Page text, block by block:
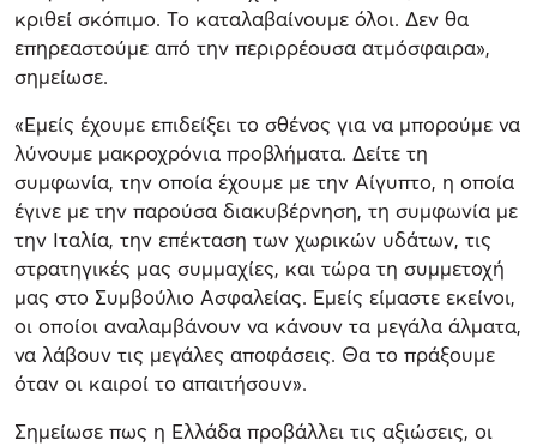
κριθεί σκόπιμο. Το καταλαβαίνουμε όλοι. Δεν θα
επηρεαστούμε από την περιρρέουσα ατμόσφαιρα»,
σημείωσε.
«Εμείς έχουμε επιδείξει το σθένος για να μπορούμε να
λύνουμε μακροχρόνια προβλήματα. Δείτε τη
συμφωνία, την οποία έχουμε με την Αίγυπτο, η οποία
έγινε με την παρούσα διακυβέρνηση, τη συμφωνία με
την Ιταλία, την επέκταση των χωρικών υδάτων, τις
στρατηγικές μας συμμαχίες, και τώρα τη συμμετοχή
μας στο Συμβούλιο Ασφαλείας. Εμείς είμαστε εκείνοι,
οι οποίοι αναλαμβάνουν να κάνουν τα μεγάλα άλματα,
να λάβουν τις μεγάλες αποφάσεις. Θα το πράξουμε
όταν οι καιροί το απαιτήσουν».
Σημείωσε πως η Ελλάδα προβάλλει τις αξιώσεις, οι